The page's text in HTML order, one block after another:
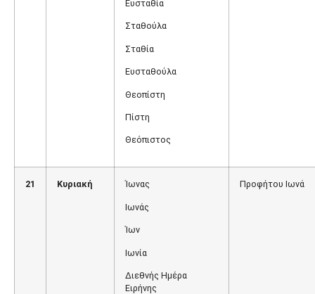
Ευσταθία
Σταθούλα
Σταθία
Ευσταθούλα
Θεοπίστη
Πίστη
Θεόπιστος
21 Κυριακή Ίωνας
Ιωνάς
Ίων
Ιωνία
Διεθνής Ημέρα
Ειρήνης
Προφήτου Ιωνά